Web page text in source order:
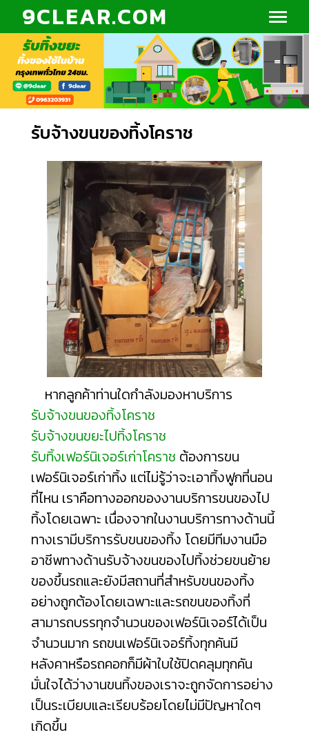
9CLEAR.COM
รับจ้างขนของทิ้งโคราช
หากลูกค้าท่านใดกำลังมองหาบริการ
รับจ้างขนของทิ้งโคราช
รับจ้างขนขยะไปทิ้งโคราช
รับทิ้งเฟอร์นิเจอร์เก่าโคราช ต้องการขน
เฟอร์นิเจอร์เก่าทิ้ง แต่ไม่รู้ว่าจะเอาทิ้งฟูกที่นอน
ที่ไหน เราคือทางออกของงานบริการขนของไป
ทิ้งโดยเฉพาะ เนื่องจากในงานบริการทางด้านนี้
ทางเรามีบริการรับขนของทิ้ง โดยมีทีมงานมือ
อาชีพทางด้านรับจ้างขนของไปทิ้งช่วยขนย้าย
ของขึ้นรถและยังมีสถานที่สำหรับขนของทิ้ง
อย่างถูกต้องโดยเฉพาะและรถขนของทิ้งที่
สามารถบรรทุกจำนวนของเฟอร์นิเจอร์ได้เป็น
จำนวนมาก รถขนเฟอร์นิเจอร์ทิ้งทุกคันมี
หลังคาหรือรถคอกก็มีผ้าใบใช้ปิดคลุมทุกคัน
มั่นใจได้ว่างานขนทิ้งของเราจะถูกจัดการอย่าง
เป็นระเบียบและเรียบร้อยโดยไม่มีปัญหาใดๆ
เกิดขึ้น